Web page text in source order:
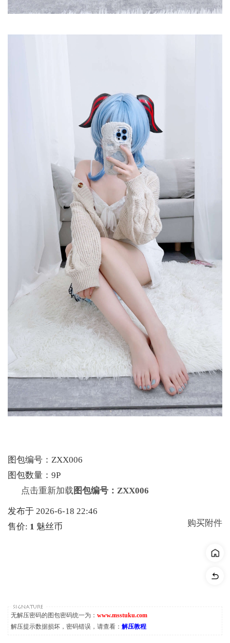
图包编号：ZXX006
图包数量：9P
点击重新加载 图包编号：ZXX006
发布于 2026-6-18 22:46
售价: 1 魅丝币 购买附件
无解压密码的图包密码统一为： www.msstuku.com
解压提示数据损坏，密码错误，请查看： 解压教程